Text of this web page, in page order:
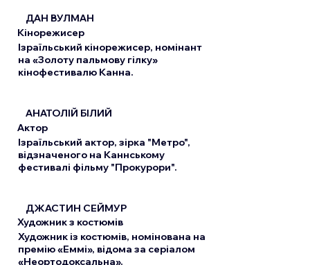
ДАН ВУЛМАН
Кінорежисер
Ізраїльський кінорежисер, номінант
на «Золоту пальмову гілку»
кінофестивалю Канна.
АНАТОЛІЙ БІЛИЙ
Актор
Ізраїльський актор, зірка "Метро",
відзначеного на Каннському
фестивалі фільму "Прокурори".
ДЖАСТИН СЕЙМУР
Художник з костюмів
Художник із костюмів, номінована на
премію «Еммі», відома за серіалом
«Неортодоксальна».